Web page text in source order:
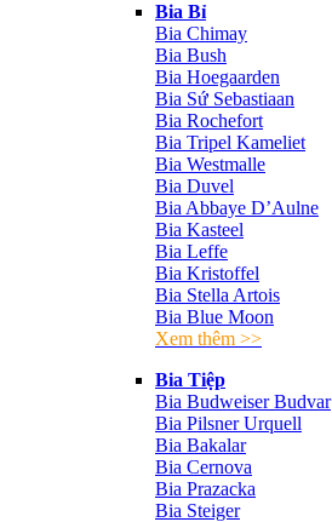
Bia Bỉ
Bia Chimay
Bia Bush
Bia Hoegaarden
Bia Sứ Sebastiaan
Bia Rochefort
Bia Tripel Kameliet
Bia Westmalle
Bia Duvel
Bia Abbaye D’Aulne
Bia Kasteel
Bia Leffe
Bia Kristoffel
Bia Stella Artois
Bia Blue Moon
Xem thêm >>
Bia Tiệp
Bia Budweiser Budvar
Bia Pilsner Urquell
Bia Bakalar
Bia Cernova
Bia Prazacka
Bia Steiger